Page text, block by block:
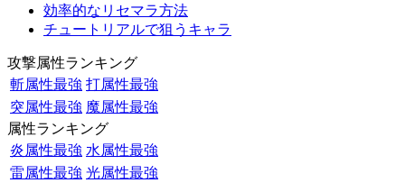
効率的なリセマラ方法
チュートリアルで狙うキャラ
攻撃属性ランキング
斬属性最強 打属性最強
突属性最強 魔属性最強
属性ランキング
炎属性最強 水属性最強
雷属性最強 光属性最強